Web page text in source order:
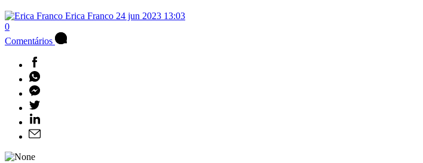
Erica Franco 24 jun 2023 13:03
0
Comentários